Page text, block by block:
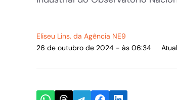
Eliseu Lins, da Agência NE9
26 de outubro de 2024 - às 06:34